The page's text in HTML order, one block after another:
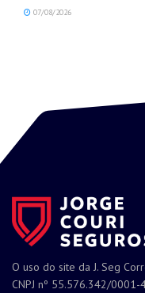
07/08/2026
O uso do site da J. Seg
CNPJ nº 55.576.342/